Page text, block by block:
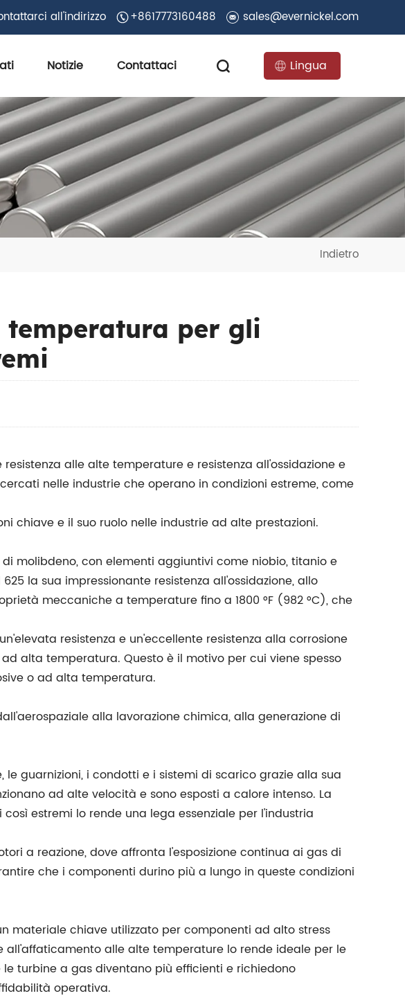
all'indirizzo +8617773160488 sales@evernickel.com
Notizie Contattaci Lingua
Indietro
temperatura per gli
alle alte temperature e resistenza all'ossidazione e
nelle industrie che operano in condizioni estreme, come
chiave e il suo ruolo nelle industrie ad alte prestazioni.
molibdeno, con elementi aggiuntivi come niobio, titanio e
la sua impressionante resistenza all'ossidazione, allo
meccaniche a temperature fino a 1800 °F (982 °C), che
resistenza e un'eccellente resistenza alla corrosione
alta temperatura. Questo è il motivo per cui viene spesso
o ad alta temperatura.
alla lavorazione chimica, alla generazione di
guarnizioni, i condotti e i sistemi di scarico grazie alla sua
ad alte velocità e sono esposti a calore intenso. La
estremi lo rende una lega essenziale per l'industria
a reazione, dove affronta l'esposizione continua ai gas di
che i componenti durino più a lungo in queste condizioni
materiale chiave utilizzato per componenti ad alto stress
all'affaticamento alle alte temperature lo rende ideale per le
turbine a gas diventano più efficienti e richiedono
operativa.